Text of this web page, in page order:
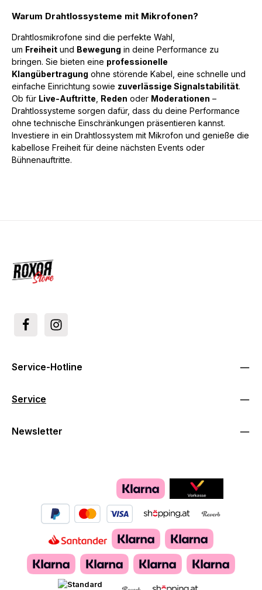
Warum Drahtlossysteme mit Mikrofonen?
Drahtlosmikrofone sind die perfekte Wahl,
um Freiheit und Bewegung in deine Performance zu
bringen. Sie bieten eine professionelle
Klangübertragung ohne störende Kabel, eine schnelle und
einfache Einrichtung sowie zuverlässige Signalstabilität.
Ob für Live-Auftritte Reden oder Moderationen –
Drahtlossysteme sorgen dafür, dass du deine Performance
ohne technische Einschränkungen präsentieren kannst.
Investiere in ein Drahtlossystem mit Mikrofon und genieße die
kabellose Freiheit für deine nächsten Events oder
Bühnenauftritte.
Service-Hotline
Service
Newsletter